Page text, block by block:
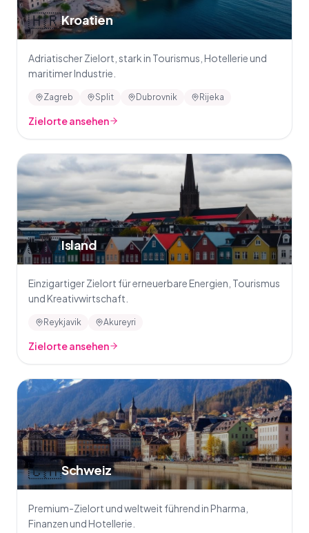
🇭🇷Kroatien
Adriatischer Zielort, stark in Tourismus, Hotellerie und
maritimer Industrie.
Zagreb Split Dubrovnik Rijeka
Zielorte ansehen
🇮🇸Island
Einzigartiger Zielort für erneuerbare Energien, Tourismus
und Kreativwirtschaft.
Reykjavik Akureyri
Zielorte ansehen
🇨🇭Schweiz
Premium-Zielort und weltweit führend in Pharma,
Finanzen und Hotellerie.